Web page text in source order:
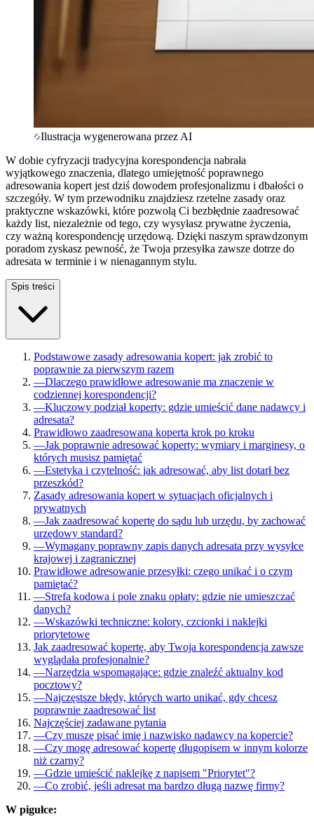
Ilustracja wygenerowana przez AI
W dobie cyfryzacji tradycyjna korespondencja nabrała
wyjątkowego znaczenia, dlatego umiejętność poprawnego
adresowania kopert jest dziś dowodem profesjonalizmu i dbałości o
szczegóły. W tym przewodniku znajdziesz rzetelne zasady oraz
praktyczne wskazówki, które pozwolą Ci bezbłędnie zaadresować
każdy list, niezależnie od tego, czy wysyłasz prywatne życzenia,
czy ważną korespondencję urzędową. Dzięki naszym sprawdzonym
poradom zyskasz pewność, że Twoja przesyłka zawsze dotrze do
adresata w terminie i w nienagannym stylu.
Spis treści
Podstawowe zasady adresowania kopert: jak zrobić to
poprawnie za pierwszym razem
—Dlaczego prawidłowe adresowanie ma znaczenie w
codziennej korespondencji?
—Kluczowy podział koperty: gdzie umieścić dane nadawcy i
adresata?
Prawidłowo zaadresowana koperta krok po kroku
—Jak poprawnie adresować koperty: wymiary i marginesy, o
których musisz pamiętać
—Estetyka i czytelność: jak adresować, aby list dotarł bez
przeszkód?
Zasady adresowania kopert w sytuacjach oficjalnych i
prywatnych
—Jak zaadresować kopertę do sądu lub urzędu, by zachować
urzędowy standard?
—Wymagany poprawny zapis danych adresata przy wysyłce
krajowej i zagranicznej
Prawidłowe adresowanie przesyłki: czego unikać i o czym
pamiętać?
—Strefa kodowa i pole znaku opłaty: gdzie nie umieszczać
danych?
—Wskazówki techniczne: kolory, czcionki i naklejki
priorytetowe
Jak zaadresować kopertę, aby Twoja korespondencja zawsze
wyglądała profesjonalnie?
—Narzędzia wspomagające: gdzie znaleźć aktualny kod
pocztowy?
—Najczęstsze błędy, których warto unikać, gdy chcesz
poprawnie zaadresować list
Najczęściej zadawane pytania
—Czy muszę pisać imię i nazwisko nadawcy na kopercie?
—Czy mogę adresować kopertę długopisem w innym kolorze
niż czarny?
—Gdzie umieścić naklejkę z napisem "Priorytet"?
—Co zrobić, jeśli adresat ma bardzo długą nazwę firmy?
W pigułce: